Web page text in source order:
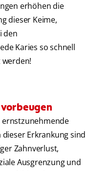
erhöhen die
dieser Keime,
den
Karies so schnell
ernstzunehmende
Erkrankung sind
Zahnverlust,
Ausgrenzung und